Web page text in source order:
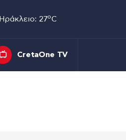
Ηράκλειο: 27oC
CretaOne TV